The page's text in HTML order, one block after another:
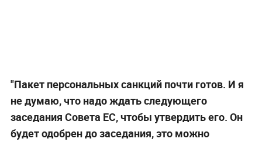
"Пакет персональных санкций почти готов. И я
не думаю, что надо ждать следующего
заседания Совета ЕС, чтобы утвердить его. Он
будет одобрен до заседания, это можно